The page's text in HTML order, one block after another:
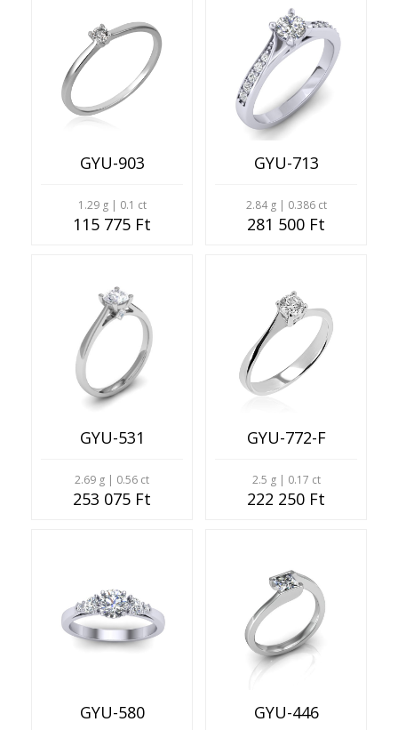
GYU-903
1.29 g | 0.1 ct
115 775 Ft
GYU-713
2.84 g | 0.386 ct
281 500 Ft
GYU-531
2.69 g | 0.56 ct
253 075 Ft
GYU-772-F
2.5 g | 0.17 ct
222 250 Ft
GYU-580 GYU-446